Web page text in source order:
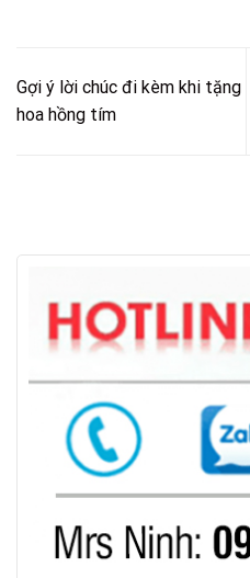
Gợi ý lời chúc đi kèm khi tặng
hoa hồng tím